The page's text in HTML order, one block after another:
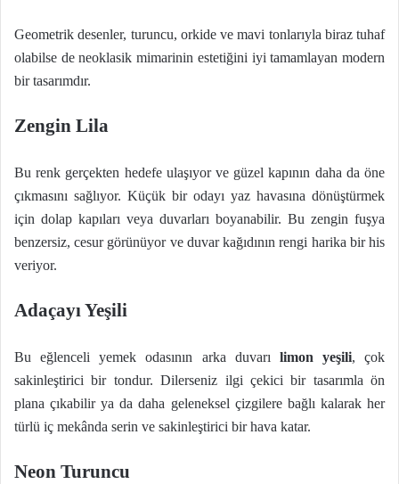
Geometrik desenler, turuncu, orkide ve mavi tonlarıyla biraz tuhaf
olabilse de neoklasik mimarinin estetiğini iyi tamamlayan modern
bir tasarımdır.
Zengin Lila
Bu renk gerçekten hedefe ulaşıyor ve güzel kapının daha da öne
çıkmasını sağlıyor. Küçük bir odayı yaz havasına dönüştürmek
için dolap kapıları veya duvarları boyanabilir. Bu zengin fuşya
benzersiz, cesur görünüyor ve duvar kağıdının rengi harika bir his
veriyor.
Adaçayı Yeşili
Bu eğlenceli yemek odasının arka duvarı limon yeşili, çok
sakinleştirici bir tondur. Dilerseniz ilgi çekici bir tasarımla ön
plana çıkabilir ya da daha geleneksel çizgilere bağlı kalarak her
türlü iç mekânda serin ve sakinleştirici bir hava katar.
Neon Turuncu